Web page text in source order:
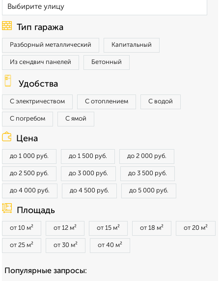
Тип гаража
Разборный металлический Капитальный
Из сендвич панелей Бетонный
Удобства
С электричеством С отоплением С водой
С погребом С ямой
Цена
до 1 000 руб. до 1 500 руб. до 2 000 руб.
до 2 500 руб. до 3 000 руб. до 3 500 руб.
до 4 000 руб. до 4 500 руб. до 5 000 руб.
Площадь
от 10 м² от 12 м² от 15 м² от 18 м² от 20 м²
от 25 м² от 30 м² от 40 м²
Популярные запросы: